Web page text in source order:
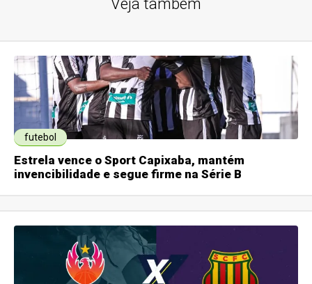
Veja também
futebol
Estrela vence o Sport Capixaba, mantém
invencibilidade e segue firme na Série B